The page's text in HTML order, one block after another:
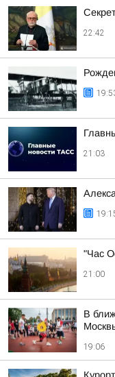
22:42
21:03
"Час
21:00
В
19:06